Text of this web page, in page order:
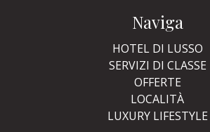
Naviga
HOTEL DI LUSSO
SERVIZI DI CLASSE
OFFERTE
LOCALITÀ
LUXURY LIFESTYLE